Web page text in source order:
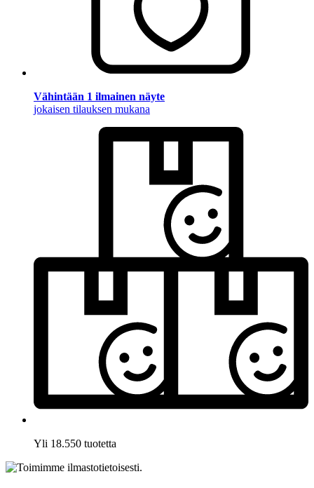
Vähintään 1 ilmainen näyte
jokaisen tilauksen mukana
Yli 18.550 tuotetta